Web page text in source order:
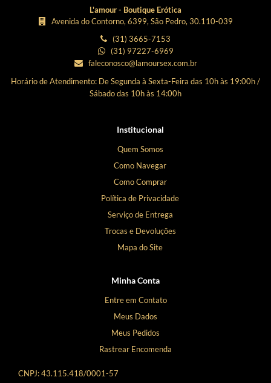
Institucional
Quem Somos
Como Navegar
Como Comprar
Política de Privacidade
Serviço de Entrega
Trocas e Devoluções
Mapa do Site
Minha Conta
Entre em Contato
Meus Dados
Meus Pedidos
Rastrear Encomenda
L'amour - Boutique Erótica
Avenida do Contorno, 6399, São Pedro, 30.110-039
(31) 3665-7153
(31) 97227-6969
faleconosco@lamoursex.com.br
Horário de Atendimento: De Segunda à Sexta-Feira das 10h às 19:00h /
Sábado das 10h às 14:00h
CNPJ: 43.115.418/0001-57